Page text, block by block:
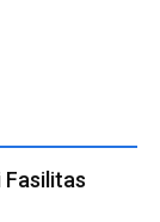
Fasilitas